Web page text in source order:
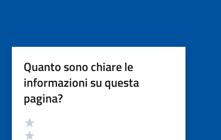
Quanto sono chiare le
informazioni su questa
pagina?
Valutazione